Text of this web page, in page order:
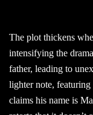
The plot thickens
intensifying the
father, leading to
lighter note,
claims his name is